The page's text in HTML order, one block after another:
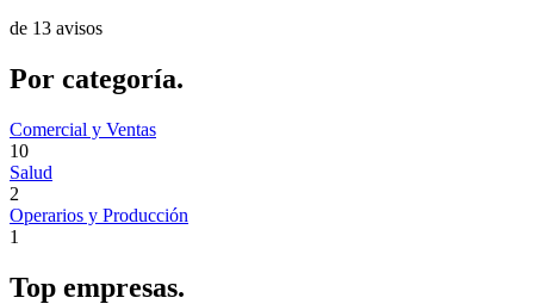
de 13 avisos
Por categoría.
Comercial y Ventas
10
Salud
2
Operarios y Producción
1
Top empresas.